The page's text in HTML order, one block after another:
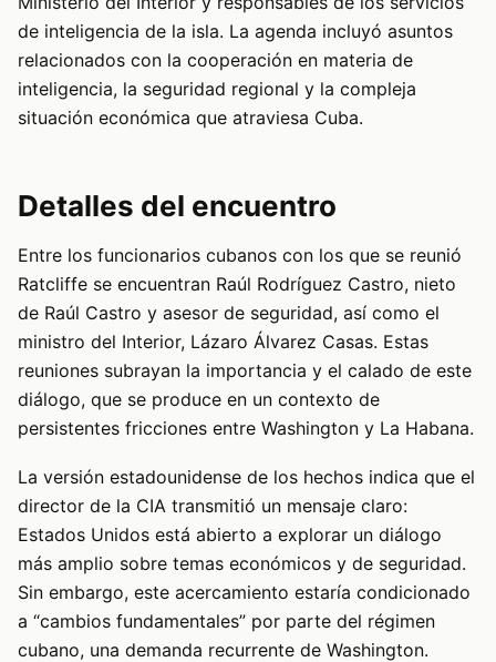
de inteligencia de la isla. La agenda incluyó asuntos
relacionados con la cooperación en materia de
inteligencia, la seguridad regional y la compleja
situación económica que atraviesa Cuba.
Detalles del encuentro
Entre los funcionarios cubanos con los que se reunió
Ratcliffe se encuentran Raúl Rodríguez Castro, nieto
de Raúl Castro y asesor de seguridad, así como el
ministro del Interior, Lázaro Álvarez Casas. Estas
reuniones subrayan la importancia y el calado de este
diálogo, que se produce en un contexto de
persistentes fricciones entre Washington y La Habana.
La versión estadounidense de los hechos indica que el
director de la CIA transmitió un mensaje claro:
Estados Unidos está abierto a explorar un diálogo
más amplio sobre temas económicos y de seguridad.
Sin embargo, este acercamiento estaría condicionado
a “cambios fundamentales” por parte del régimen
cubano, una demanda recurrente de Washington.